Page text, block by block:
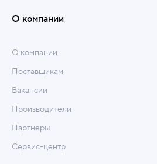
О компании
О компании
Поставщикам
Вакансии
Производители
Партнеры
Сервис-центр